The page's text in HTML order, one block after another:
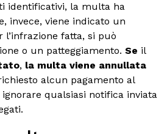
identificativi, la multa ha
invece, viene indicato un
fatta, si può
o un patteggiamento. Se il
, la multa viene annullata
alcun pagamento al
qualsiasi notifica inviata